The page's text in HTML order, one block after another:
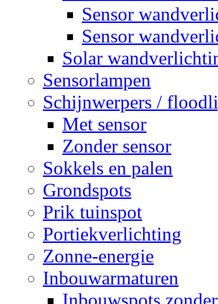
Sensor
Sensor
Solar
Sensorlampen
Schijnwerpers /
Met sensor
Zonder sensor
Sokkels en palen
Grondspots
Prik tuinspot
Portiekverlichting
Zonne-energie
Inbouwarmaturen
Inbouwspots